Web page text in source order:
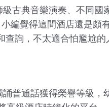
古典音樂演奏、不同國
編覺得這間酒店還是頗
詢，不太適合怕尷尬的
普通話獲得榮譽等級，